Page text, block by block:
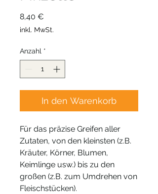
8,40 €
inkl. MwSt.
Anzahl *
In den Warenkorb
Für das präzise Greifen aller
Zutaten, von den kleinsten (z.B.
Kräuter, Körner, Blumen,
Keimlinge usw.) bis zu den
großen (z.B. zum Umdrehen von
Fleischstücken).